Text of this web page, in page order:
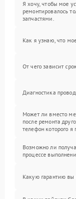
Я хочу, чтобы мое
ремонтировалось
запчастями.
Как я узнаю, что
От чего зависит
Диагностика
Может ли вместо
после ремонта
телефон которого я
Возможно ли
процессе
Какую гарантию вы